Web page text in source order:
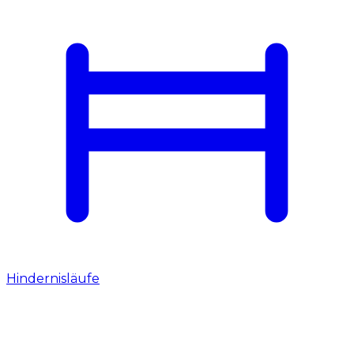
Hindernisläufe